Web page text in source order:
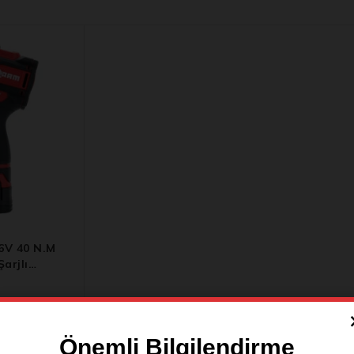
40 N.m
Makinesi
Önemli Bilgilendirme